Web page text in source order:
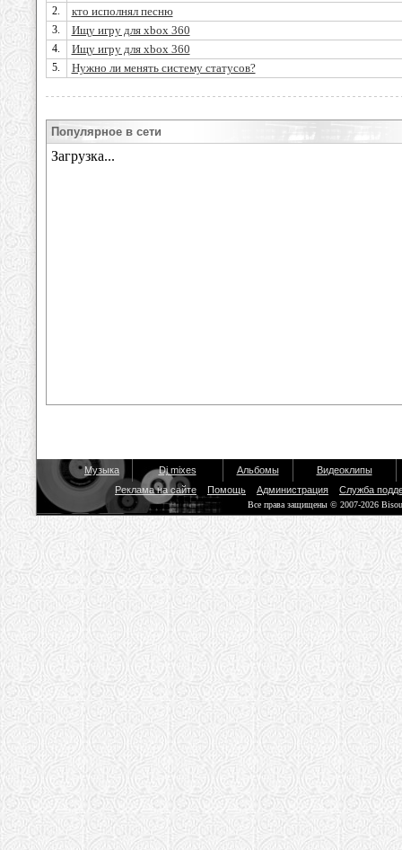
2. кто исполнял песню
3. Ищу игру для xbox 360
4. Ищу игру для xbox 360
5. Нужно ли менять систему статусов?
Популярное в сети
Музыка Dj mixes Альбомы
Видеоклипы
Реклама на сайте
Помощь Администрация Служба
Все права защищены © 2007-2026